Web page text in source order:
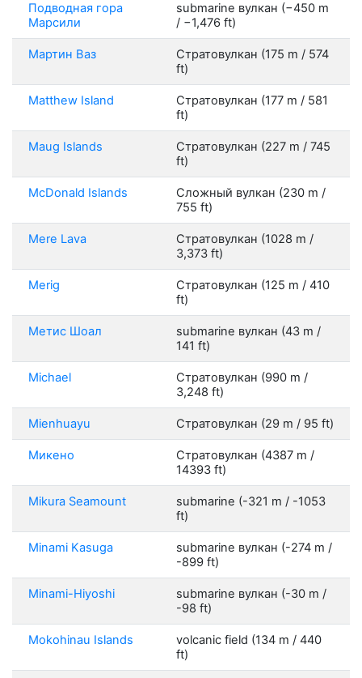
Подводная гора
Марсили
submarine вулкан (−450 m
/ −1,476 ft)
Мартин Ваз
Стратовулкан (175 m / 574
ft)
Matthew Island
Стратовулкан (177 m / 581
ft)
Maug Islands
Стратовулкан (227 m / 745
ft)
McDonald Islands
Сложный вулкан (230 m /
755 ft)
Mere Lava
Стратовулкан (1028 m /
3,373 ft)
Merig
Стратовулкан (125 m / 410
ft)
Метис Шоал
submarine вулкан (43 m /
141 ft)
Michael
Стратовулкан (990 m /
3,248 ft)
Mienhuayu Стратовулкан (29 m / 95 ft)
Микено
Стратовулкан (4387 m /
14393 ft)
Mikura Seamount
submarine (-321 m / -1053
ft)
Minami Kasuga
submarine вулкан (-274 m /
-899 ft)
Minami-Hiyoshi
submarine вулкан (-30 m /
-98 ft)
Mokohinau Islands
volcanic field (134 m / 440
ft)